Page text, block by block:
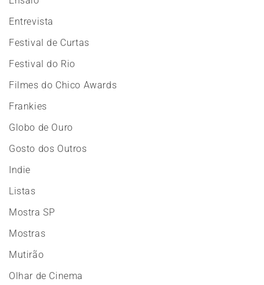
Entrevista
Festival de Curtas
Festival do Rio
Filmes do Chico Awards
Frankies
Globo de Ouro
Gosto dos Outros
Indie
Listas
Mostra SP
Mostras
Mutirão
Olhar de Cinema